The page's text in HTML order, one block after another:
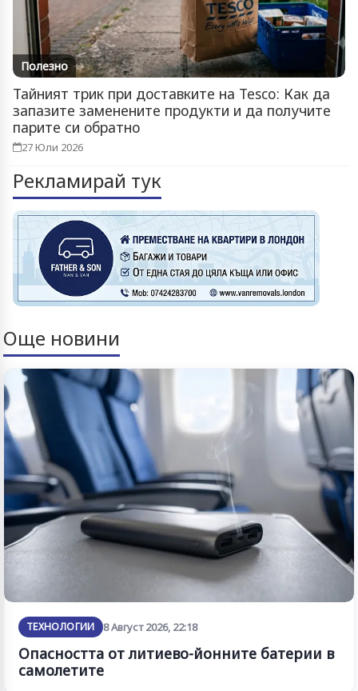
Полезно
Тайният трик при доставките на Tesco: Как да
запазите заменените продукти и да получите
парите си обратно
27 Юли 2026
Рекламирай тук
Още новини
ТЕХНОЛОГИИ 8 Август 2026, 22:18
Опасността от литиево-йонните батерии в
самолетите